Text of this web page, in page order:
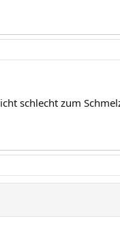
schlecht zum